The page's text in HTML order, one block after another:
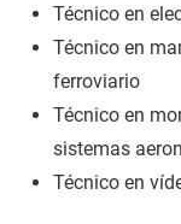
Técnico en
Técnico en
ferroviario
Técnico en
sistemas
Técnico en